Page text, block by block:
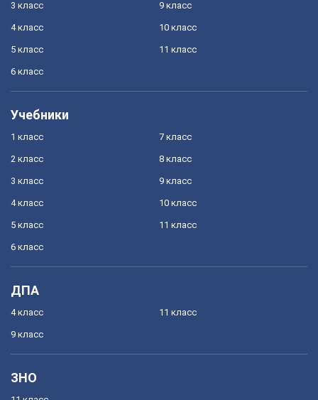
3 класс
4 класс
5 класс
6 класс
9 класс
10 класс
11 класс
Учебники
1 класс
2 класс
3 класс
4 класс
5 класс
6 класс
7 класс
8 класс
9 класс
10 класс
11 класс
ДПА
4 класс
9 класс
11 класс
ЗНО